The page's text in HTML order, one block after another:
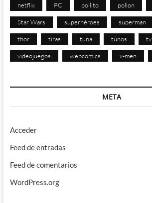
netflix PC pollito pollon
Star Wars superhéroes superman
thor tiras tuna tunos tv
videojuegos webcomics x-men
META
Acceder
Feed de entradas
Feed de comentarios
WordPress.org